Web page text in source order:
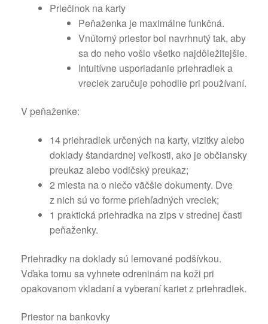
Priečinok na karty
Peňaženka je maximálne funkčná.
Vnútorný priestor bol navrhnutý tak, aby
sa do neho vošlo všetko najdôležitejšie.
Intuitívne usporiadanie priehradiek a
vreciek zaručuje pohodlie pri používaní.
V peňaženke:
14 priehradiek určených na karty, vizitky alebo
doklady štandardnej veľkosti, ako je občiansky
preukaz alebo vodičský preukaz;
2 miesta na o niečo väčšie dokumenty. Dve
z nich sú vo forme priehľadných vreciek;
1 praktická priehradka na zips v strednej časti
peňaženky.
Priehradky na doklady sú lemované podšívkou.
Vďaka tomu sa vyhnete odreninám na koži pri
opakovanom vkladaní a vyberaní kariet z priehradiek.
Priestor na bankovky